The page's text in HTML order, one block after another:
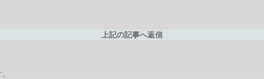
上記の記事へ返信
。